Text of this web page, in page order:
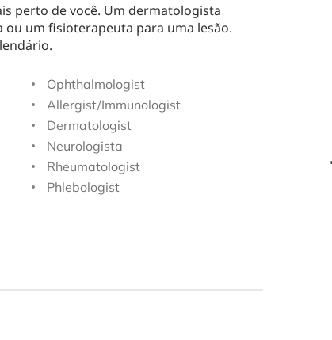
perto de você. Um dermatologista
um fisioterapeuta para uma lesão.
Ophthalmologist
Allergist/Immunologist
Dermatologist
Neurologista
Rheumatologist
Phlebologist